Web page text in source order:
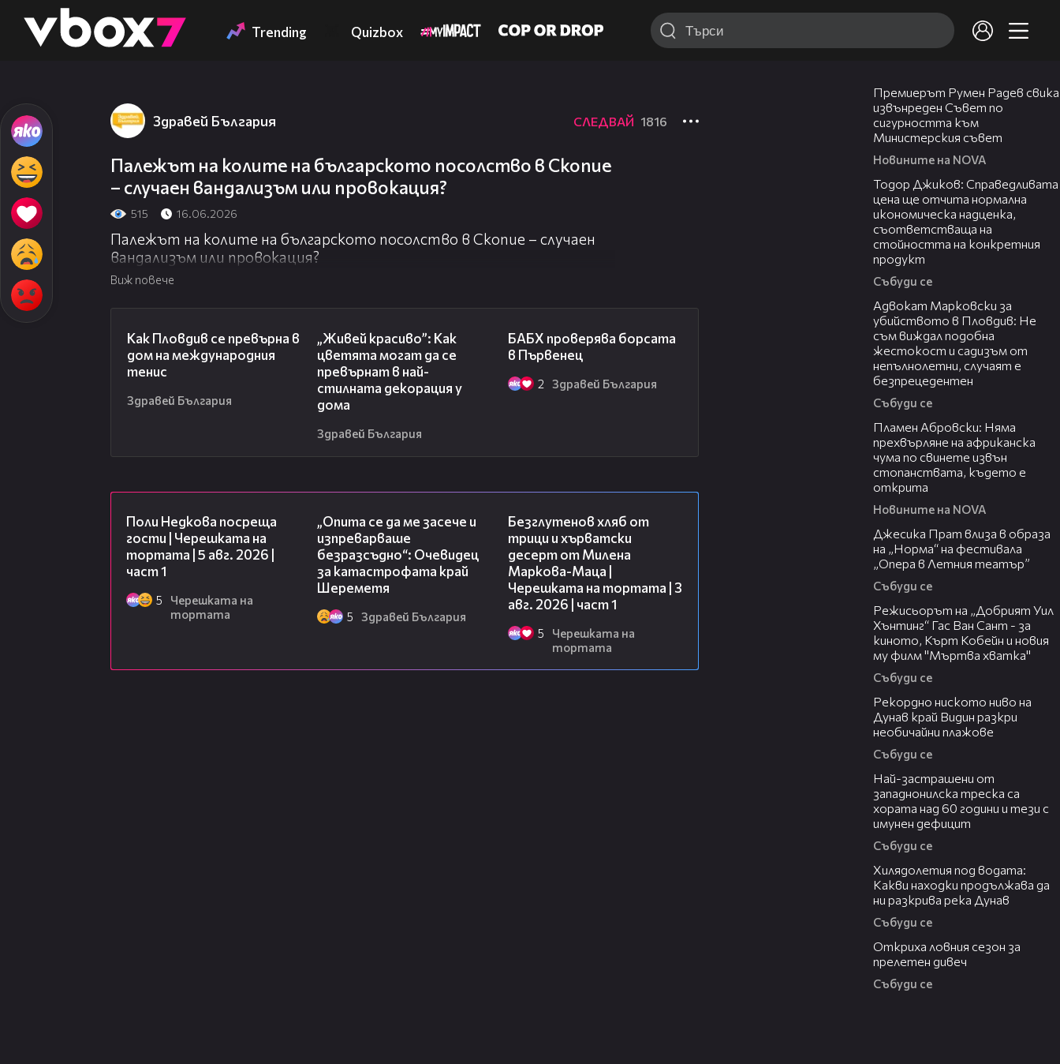
👾 Trending Quizbox
Здравей България СЛЕДВАЙ 1816
Палежът на колите на българското посолство в Скопие
– случаен вандализъм или провокация?
515 16.06.2026
Палежът на колите на българското посолство в Скопие – случаен
вандализъм или провокация?
Виж повече
Как Пловдив се превърна в
дом на международния
тенис
Здравей България
„Живей красиво”: Как
цветята могат да се
превърнат в най-
стилната декорация у
дома
Здравей България
БАБХ проверява борсата
в Първенец
2 Здравей България
Поли Недкова посреща
гости | Черешката на
тортата | 5 авг. 2026 |
част 1
5
Черешката на
тортата
„Опита се да ме засече и
изпреварваше
безразсъдно“: Очевидец
за катастрофата край
Шереметя
5 Здравей България
Безглутенов хляб от
трици и хърватски
десерт от Милена
Маркова-Маца |
Черешката на тортата | 3
авг. 2026 | част 1
5
Черешката на
тортата
Премиерът Румен Радев свика
извънреден Съвет по
сигурността към
Министерския съвет
Новините на NOVA
Тодор Джиков: Справедливата
цена ще отчита нормална
икономическа надценка,
съответстваща на
стойността на конкретния
продукт
Събуди се
Адвокат Марковски за
убийството в Пловдив: Не
съм виждал подобна
жестокост и садизъм от
непълнолетни, случаят е
безпрецедентен
Събуди се
Пламен Абровски: Няма
прехвърляне на африканска
чума по свинете извън
стопанствата, където е
открита
Новините на NOVA
Джесика Прат влиза в образа
на „Норма“ на фестивала
„Опера в Летния театър”
Събуди се
Режисьорът на „Добрият Уил
Хънтинг“ Гас Ван Сант - за
киното, Кърт Кобейн и новия
му филм "Мъртва хватка"
Събуди се
Рекордно ниското ниво на
Дунав край Видин разкри
необичайни плажове
Събуди се
Най-застрашени от
западнонилска треска са
хората над 60 години и тези с
имунен дефицит
Събуди се
Хилядолетия под водата:
Какви находки продължава да
ни разкрива река Дунав
Събуди се
Откриха ловния сезон за
прелетен дивеч
Събуди се